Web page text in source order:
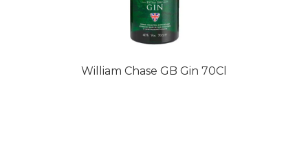
William Chase GB Gin 70Cl